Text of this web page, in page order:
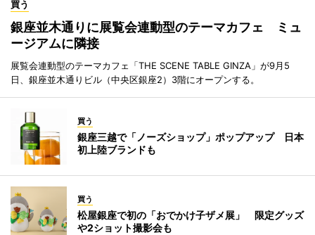
買う
銀座並木通りに展覧会連動型のテーマカフェ ミュ
ージアムに隣接
展覧会連動型のテーマカフェ「THE SCENE TABLE GINZA」が9月5
日、銀座並木通りビル（中央区銀座2）3階にオープンする。
買う
銀座三越で「ノーズショップ」ポップアップ 日本
初上陸ブランドも
買う
松屋銀座で初の「おでかけ子ザメ展」 限定グッズ
や2ショット撮影会も